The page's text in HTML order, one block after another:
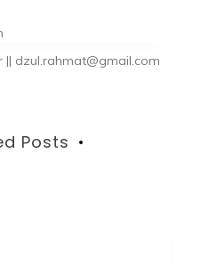
|| dzul.rahmat@gmail.com
Posts